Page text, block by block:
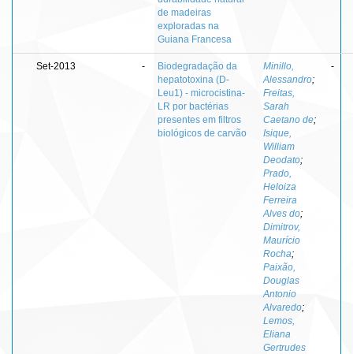
de madeiras
exploradas na
Guiana Francesa
Set-2013 -
Biodegradação da
hepatotoxina (D-
Leu1) - microcistina-
LR por bactérias
presentes em filtros
biológicos de carvão
Minillo,
Alessandro;
Freitas,
Sarah
Caetano de;
Isique,
William
Deodato;
Prado,
Heloiza
Ferreira
Alves do;
Dimitrov,
Maurício
Rocha;
Paixão,
Douglas
Antonio
Alvaredo;
Lemos,
Eliana
Gertrudes
-